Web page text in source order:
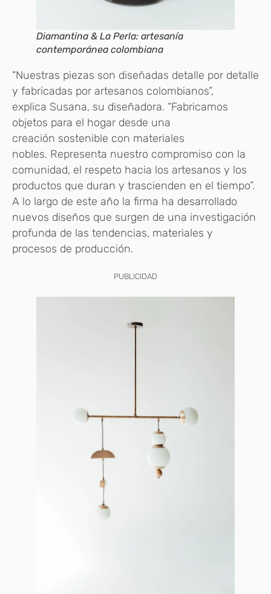
Diamantina & La Perla: artesanía
contemporánea colombiana
“Nuestras piezas son diseñadas detalle por detalle
y fabricadas por artesanos colombianos”,
explica Susana, su diseñadora. “Fabricamos
objetos para el hogar desde una
creación sostenible con materiales
nobles. Representa nuestro compromiso con la
comunidad, el respeto hacia los artesanos y los
productos que duran y trascienden en el tiempo”.
A lo largo de este año la firma ha desarrollado
nuevos diseños que surgen de una investigación
profunda de las tendencias, materiales y
procesos de producción.
PUBLICIDAD